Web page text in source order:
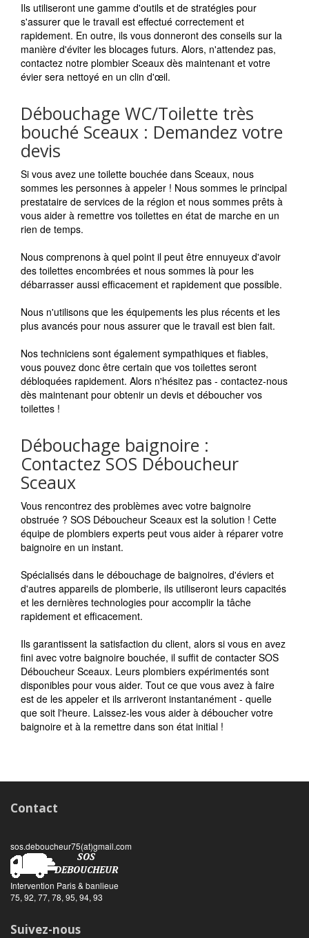
Ils utiliseront une gamme d'outils et de stratégies pour
s'assurer que le travail est effectué correctement et
rapidement. En outre, ils vous donneront des conseils sur la
manière d'éviter les blocages futurs. Alors, n'attendez pas,
contactez notre plombier Sceaux dès maintenant et votre
évier sera nettoyé en un clin d'œil.
Débouchage WC/Toilette très
bouché Sceaux : Demandez votre
devis
Si vous avez une toilette bouchée dans Sceaux, nous
sommes les personnes à appeler ! Nous sommes le principal
prestataire de services de la région et nous sommes prêts à
vous aider à remettre vos toilettes en état de marche en un
rien de temps.
Nous comprenons à quel point il peut être ennuyeux d'avoir
des toilettes encombrées et nous sommes là pour les
débarrasser aussi efficacement et rapidement que possible.
Nous n'utilisons que les équipements les plus récents et les
plus avancés pour nous assurer que le travail est bien fait.
Nos techniciens sont également sympathiques et fiables,
vous pouvez donc être certain que vos toilettes seront
débloquées rapidement. Alors n'hésitez pas - contactez-nous
dès maintenant pour obtenir un devis et déboucher vos
toilettes !
Débouchage baignoire :
Contactez SOS Déboucheur
Sceaux
Vous rencontrez des problèmes avec votre baignoire
obstruée ? SOS Déboucheur Sceaux est la solution ! Cette
équipe de plombiers experts peut vous aider à réparer votre
baignoire en un instant.
Spécialisés dans le débouchage de baignoires, d'éviers et
d'autres appareils de plomberie, ils utiliseront leurs capacités
et les dernières technologies pour accomplir la tâche
rapidement et efficacement.
Ils garantissent la satisfaction du client, alors si vous en avez
fini avec votre baignoire bouchée, il suffit de contacter SOS
Déboucheur Sceaux. Leurs plombiers expérimentés sont
disponibles pour vous aider. Tout ce que vous avez à faire
est de les appeler et ils arriveront instantanément - quelle
que soit l'heure. Laissez-les vous aider à déboucher votre
baignoire et à la remettre dans son état initial !
Contact
sos.deboucheur75(at)gmail.com
Intervention Paris & banlieue
75, 92, 77, 78, 95, 94, 93
Suivez-nous